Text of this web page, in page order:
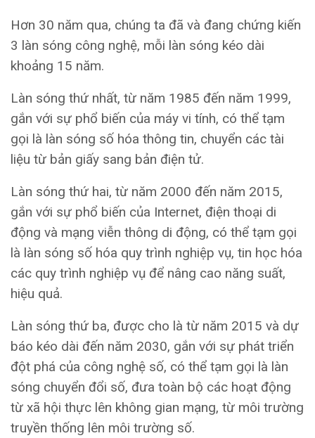
Hơn 30 năm qua, chúng ta đã và đang chứng kiến
3 làn sóng công nghệ, mỗi làn sóng kéo dài
khoảng 15 năm.
Làn sóng thứ nhất, từ năm 1985 đến năm 1999,
gắn với sự phổ biến của máy vi tính, có thể tạm
gọi là làn sóng số hóa thông tin, chuyển các tài
liệu từ bản giấy sang bản điện tử.
Làn sóng thứ hai, từ năm 2000 đến năm 2015,
gắn với sự phổ biến của Internet, điện thoại di
động và mạng viễn thông di động, có thể tạm gọi
là làn sóng số hóa quy trình nghiệp vụ, tin học hóa
các quy trình nghiệp vụ để nâng cao năng suất,
hiệu quả.
Làn sóng thứ ba, được cho là từ năm 2015 và dự
báo kéo dài đến năm 2030, gắn với sự phát triển
đột phá của công nghệ số, có thể tạm gọi là làn
sóng chuyển đổi số, đưa toàn bộ các hoạt động
từ xã hội thực lên không gian mạng, từ môi trường
truyền thống lên môi trường số.